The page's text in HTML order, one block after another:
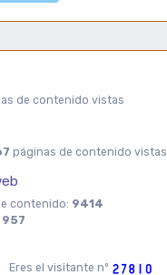
de contenido vistas
páginas de contenido vistas
contenido: 9414
957
Eres el visitante nº